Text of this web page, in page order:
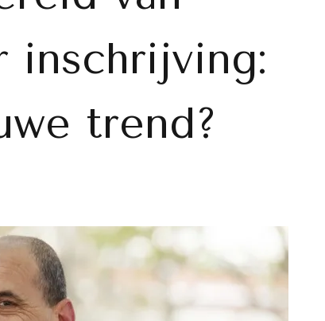
inschrijving:
trend?